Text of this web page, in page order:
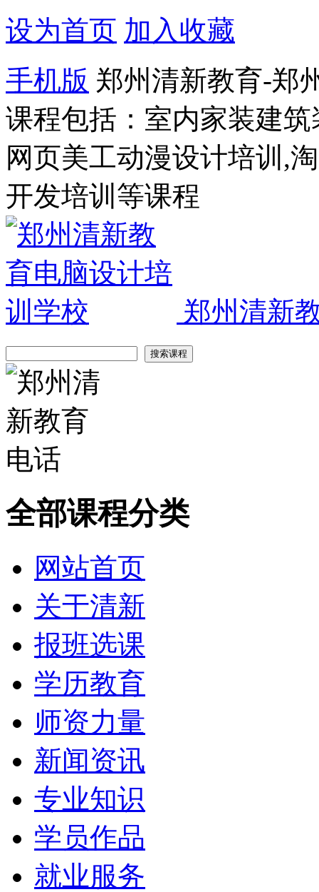
设为首页 加入收藏
手机版 郑州清新教育-郑
课程包括：室内家装建
网页美工动漫设计培训,
开发培训等课程
郑州清新
全部课程分类
网站首页
关于清新
报班选课
学历教育
师资力量
新闻资讯
专业知识
学员作品
就业服务